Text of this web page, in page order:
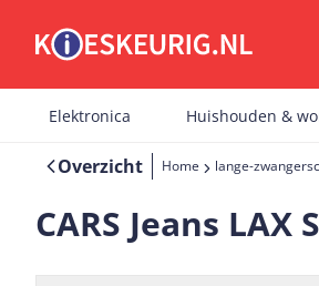
Elektronica Huishouden &
Overzicht Home lange-
CARS Jeans